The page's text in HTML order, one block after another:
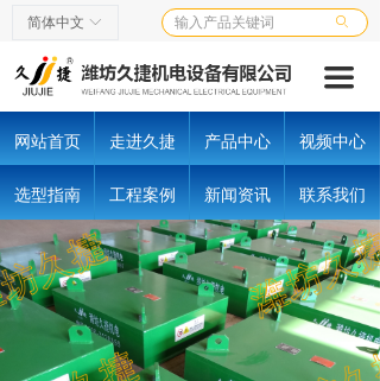
ꄙ
ꀅ
简体中文
끀
网站首页 走进久捷 产品中心 视频中心
选型指南 工程案例 新闻资讯 联系我们
首页
走进久捷
产品中心
视频中心
选型指南
工程案例
客户中心